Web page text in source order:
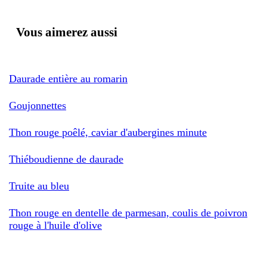
Vous aimerez aussi
Daurade entière au romarin
Goujonnettes
Thon rouge poêlé, caviar d'aubergines minute
Thiéboudienne de daurade
Truite au bleu
Thon rouge en dentelle de parmesan, coulis de poivron
rouge à l'huile d'olive